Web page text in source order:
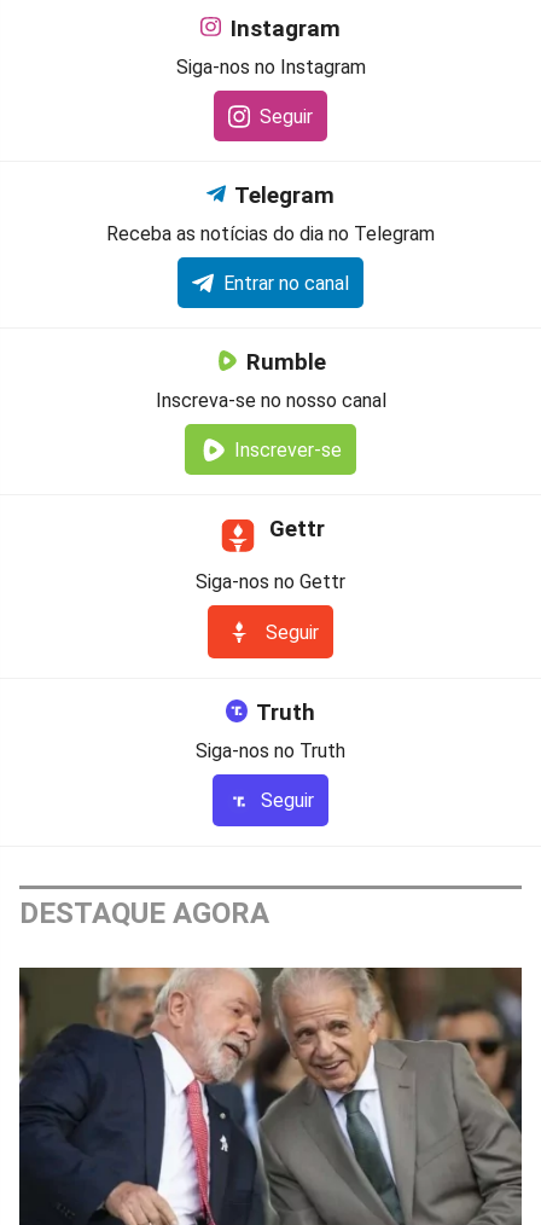
Instagram
Siga-nos no Instagram
Seguir
Telegram
Receba as notícias do dia no Telegram
Entrar no canal
Rumble
Inscreva-se no nosso canal
Inscrever-se
Gettr
Siga-nos no Gettr
Seguir
Truth
Siga-nos no Truth
Seguir
DESTAQUE AGORA